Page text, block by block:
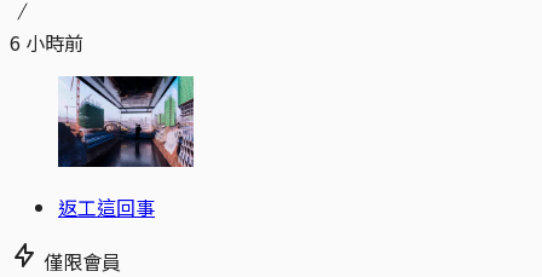
6 小時前
返工這回事
僅限會員